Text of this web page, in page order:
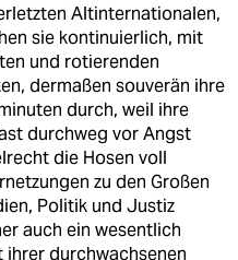
Altinternationalen,
sie kontinuierlich, mit
und rotierenden
dermaßen souverän ihre
durch, weil ihre
durchweg vor Angst
die Hosen voll
zu den Großen
Politik und Justiz
auch ein wesentlich
durchwachsenen